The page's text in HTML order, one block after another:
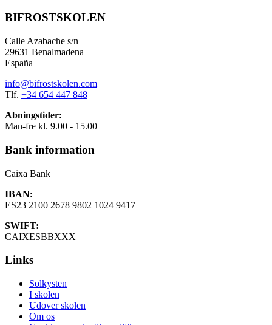
BIFROSTSKOLEN
Calle Azabache s/n
29631 Benalmadena
España
info@bifrostskolen.com
Tlf. +34 654 447 848
Abningstider:
Man-fre kl. 9.00 - 15.00
Bank information
Caixa Bank
IBAN:
ES23 2100 2678 9802 1024 9417
SWIFT:
CAIXESBBXXX
Links
Solkysten
I skolen
Udover skolen
Om os